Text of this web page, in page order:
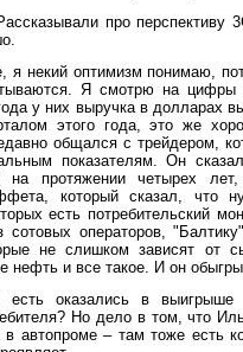
про перспективу
я некий оптимизм понимаю,
Я смотрю на
у них выручка в долларах
этого года, это же
общался с трейдером,
показателям. Он
протяжении четырех лет,
который сказал, что
есть потребительский
сотовых операторов,
не слишком зависят от
нефть и все такое. И он
есть оказались в выигрыше
Но дело в том, что
в автопроме – там тоже есть